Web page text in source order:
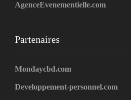
AgenceEvenementielle.com
Partenaires
Mondaycbd.com
Developpement-personnel.com